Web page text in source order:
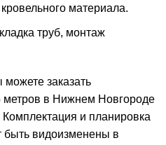
материала.
труб, монтаж
можете заказать
метров в Нижнем Новгороде
и планировка
быть видоизменены в